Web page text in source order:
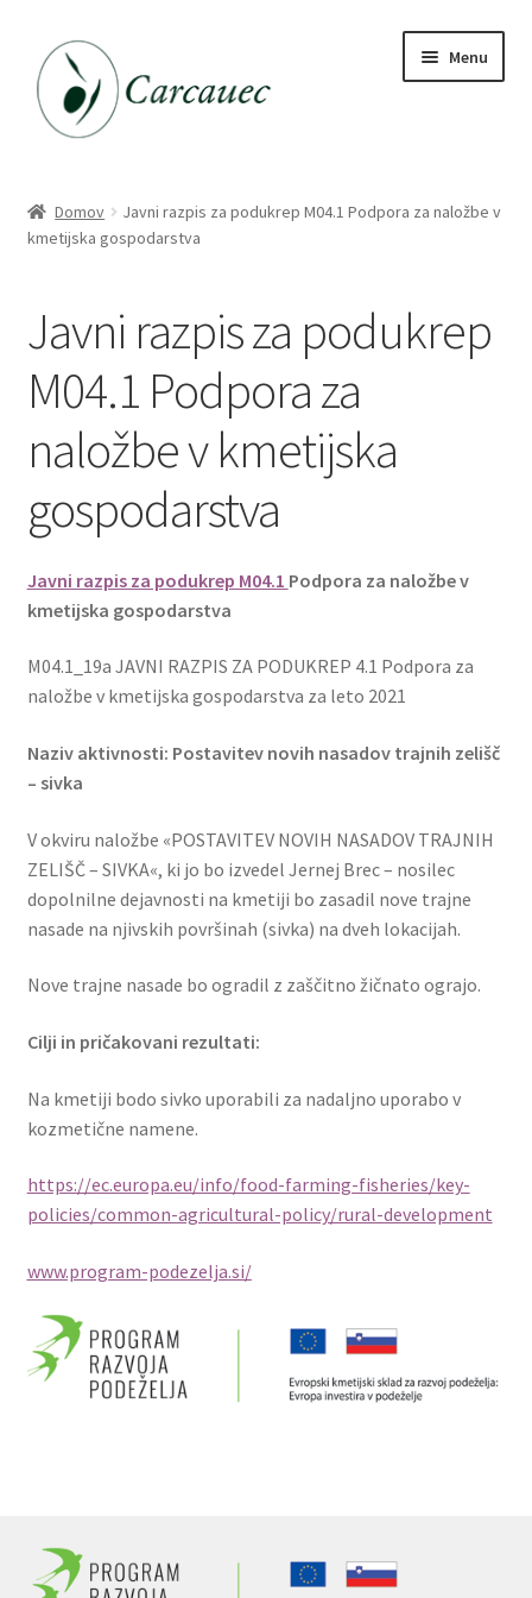
Skip
to
navigation
Skip
to
content
Menu
Katalog daril
Domov
Javni razpis za podukrep M04.1 Podpora za naložbe v
kmetijska gospodarstva
Javni razpis za podukrep
M04.1 Podpora za
naložbe v kmetijska
gospodarstva
Javni razpis za podukrep M04.1 Podpora za naložbe v
kmetijska gospodarstva
M04.1_19a JAVNI RAZPIS ZA PODUKREP 4.1 Podpora za
naložbe v kmetijska gospodarstva za leto 2021
Naziv aktivnosti: Postavitev novih nasadov trajnih zelišč
– sivka
V okviru naložbe «POSTAVITEV NOVIH NASADOV TRAJNIH
ZELIŠČ – SIVKA«, ki jo bo izvedel Jernej Brec – nosilec
dopolnilne dejavnosti na kmetiji bo zasadil nove trajne
nasade na njivskih površinah (sivka) na dveh lokacijah.
Nove trajne nasade bo ogradil z zaščitno žičnato ograjo.
Cilji in pričakovani rezultati:
Na kmetiji bodo sivko uporabili za nadaljno uporabo v
kozmetične namene.
https://ec.europa.eu/info/food-farming-fisheries/key-
policies/common-agricultural-policy/rural-development
www.program-podezelja.si/